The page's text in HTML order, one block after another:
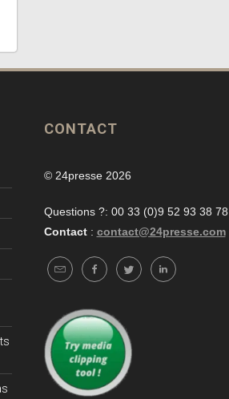
CONTACT
© 24presse 2026
Questions ?: 00 33 (0)9 52 93 38 78
Contact : contact@24presse.com